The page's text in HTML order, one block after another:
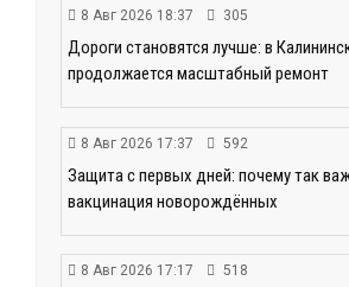
8 Авг 2026 18:37 305
Дороги становятся лучше: в
продолжается масштабный ремонт
8 Авг 2026 17:37 592
Защита с первых дней: почему так
вакцинация новорождённых
8 Авг 2026 17:17 518